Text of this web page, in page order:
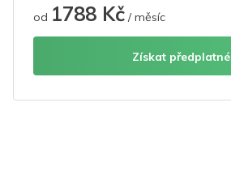
od 1788 Kč / měsíc
Získat předplatné